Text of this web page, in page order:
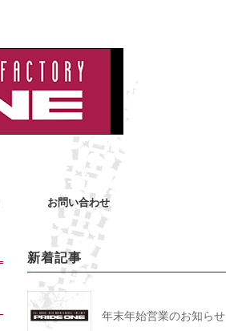
お問い合わせ
新着記事
年末年始営業のお知らせ